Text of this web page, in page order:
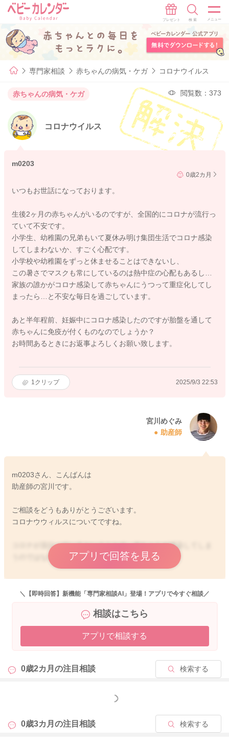
専門家相談 赤ちゃんの病気・ケガ コロナウイルス
赤ちゃんの病気・ケガ 閲覧数：373
コロナウイルス
m0203
0歳2カ月
いつもお世話になっております。
生後2ヶ月の赤ちゃんがいるのですが、全国的にコロナが流行っ
ていて不安です。
小学生、幼稚園の兄弟もいて夏休み明け集団生活でコロナ感染
してしまわないか、すごく心配です。
小学校や幼稚園をずっと休ませることはできないし、
この暑さでマスクも常にしているのは熱中症の心配もあるし…
家族の誰かがコロナ感染して赤ちゃんにうつって重症化してし
まったら…と不安な毎日を過ごしています。
あと半年程前、妊娠中にコロナ感染したのですが胎盤を通して
赤ちゃんに免疫が付くものなのでしょうか？
お時間あるときにお返事よろしくお願い致します。
1 クリップ 2025/9/3 22:53
宮川めぐみ
助産師
m0203さん、こんばんは
助産師の宮川です。
ご相談をどうもありがとうございます。
コロナウウィルスについてですね。
コロナが流行っているということで、赤ちゃんが感染してしま
うのではないかとご不安ですね。
妊娠中にコロナに感染をされていたということで、臍の緒、胎
盤を通して母体で作られていた抗体が移行をして、赤ちゃんを
どうぞよろしくお願いします。
アプリで回答を見る
2025/9/4 20:53
＼【即時回答】新機能「専門家相談AI」登場！アプリで今すぐ相談／
相談はこちら
アプリで相談する
0歳2カ月の注目相談 検索する
もっと見る
0歳3カ月の注目相談 検索する